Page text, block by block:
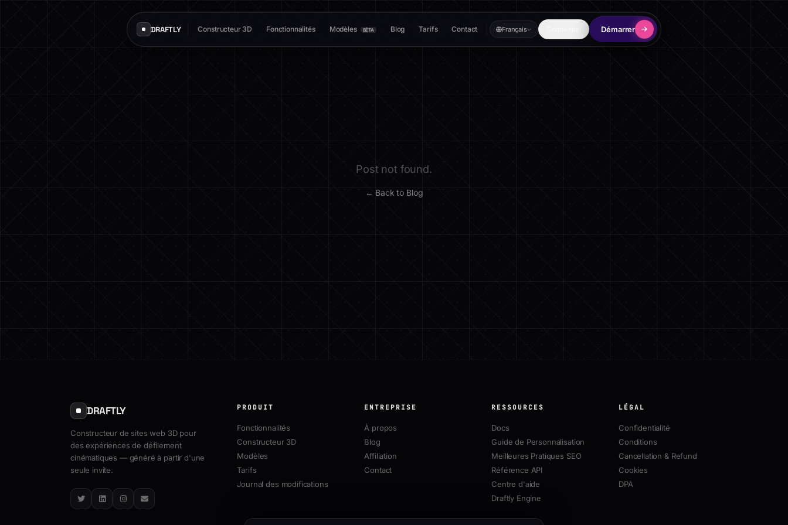
DRAFTLY Constructeur 3D Fonctionnalités Modèles BÊTA Blog Tarifs Contact Français Démarrer
Post not found.
← Back to Blog
DRAFTLY
Constructeur de sites web 3D pour
des expériences de défilement
cinématiques — généré à partir d'une
seule invite.
TwitterLinkedInInstagram
Email
PRODUIT
Fonctionnalités
Constructeur 3D
Modèles
Tarifs
Journal des modifications
ENTREPRISE
À propos
Blog
Affiliation
Contact
RESSOURCES
Docs
Guide de Personnalisation
Meilleures Pratiques SEO
Référence API
Centre d'aide
Draftly Engine
LÉGAL
Confidentialité
Conditions
Cancellation & Refund
Cookies
DPA